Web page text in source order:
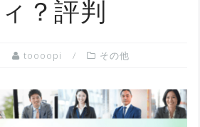
？評判
toooopi その他